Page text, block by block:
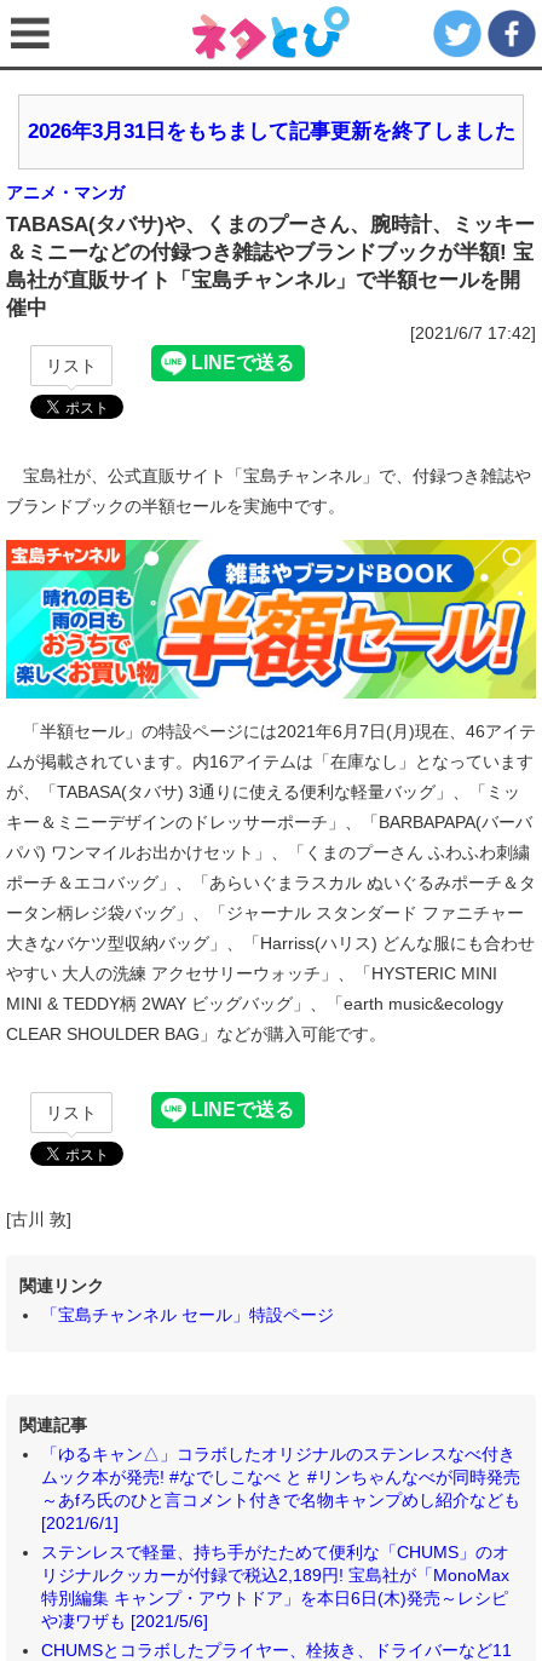
2026年3月31日をもちまして記事更新を終了しました
アニメ・マンガ
TABASA(タバサ)や、くまのプーさん、腕時計、ミッキー
＆ミニーなどの付録つき雑誌やブランドブックが半額! 宝
島社が直販サイト「宝島チャンネル」で半額セールを開
催中
[2021/6/7 17:42]
リスト
宝島社が、公式直販サイト「宝島チャンネル」で、付録つき雑誌や
ブランドブックの半額セールを実施中です。
「半額セール」の特設ページには2021年6月7日(月)現在、46アイテ
ムが掲載されています。内16アイテムは「在庫なし」となっています
が、「TABASA(タバサ) 3通りに使える便利な軽量バッグ」、「ミッ
キー＆ミニーデザインのドレッサーポーチ」、「BARBAPAPA(バーバ
パパ) ワンマイルお出かけセット」、「くまのプーさん ふわふわ刺繍
ポーチ＆エコバッグ」、「あらいぐまラスカル ぬいぐるみポーチ＆タ
ータン柄レジ袋バッグ」、「ジャーナル スタンダード ファニチャー
大きなバケツ型収納バッグ」、「Harriss(ハリス) どんな服にも合わせ
やすい 大人の洗練 アクセサリーウォッチ」、「HYSTERIC MINI
MINI & TEDDY柄 2WAY ビッグバッグ」、「earth music&ecology
CLEAR SHOULDER BAG」などが購入可能です。
リスト
[古川 敦]
関連リンク
「宝島チャンネル セール」特設ページ
関連記事
「ゆるキャン△」コラボしたオリジナルのステンレスなべ付き
ムック本が発売! #なでしこなべ と #リンちゃんなべが同時発売
～あfろ氏のひと言コメント付きで名物キャンプめし紹介なども
[2021/6/1]
ステンレスで軽量、持ち手がたためて便利な「CHUMS」のオ
リジナルクッカーが付録で税込2,189円! 宝島社が「MonoMax
特別編集 キャンプ・アウトドア」を本日6日(木)発売～レシピ
や凄ワザも [2021/5/6]
CHUMSとコラボしたプライヤー、栓抜き、ドライバーなど11